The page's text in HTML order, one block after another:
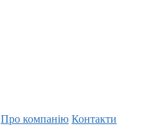
Про компанію Контакти